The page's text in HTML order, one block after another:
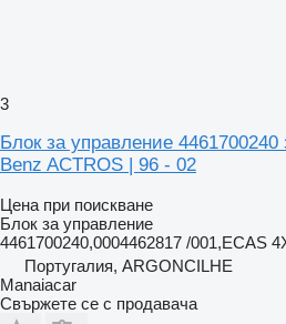
3
Блок за управление
Benz ACTROS | 96 - 02
Цена при поискване
Блок за управление
4461700240,0004462817 /001,ECAS
Португалия, ARGONCILHE
Manaiacar
Свържете се с продавача